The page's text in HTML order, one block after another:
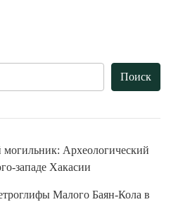
Археологический
западе Хакасии
Малого Баян-Кола в